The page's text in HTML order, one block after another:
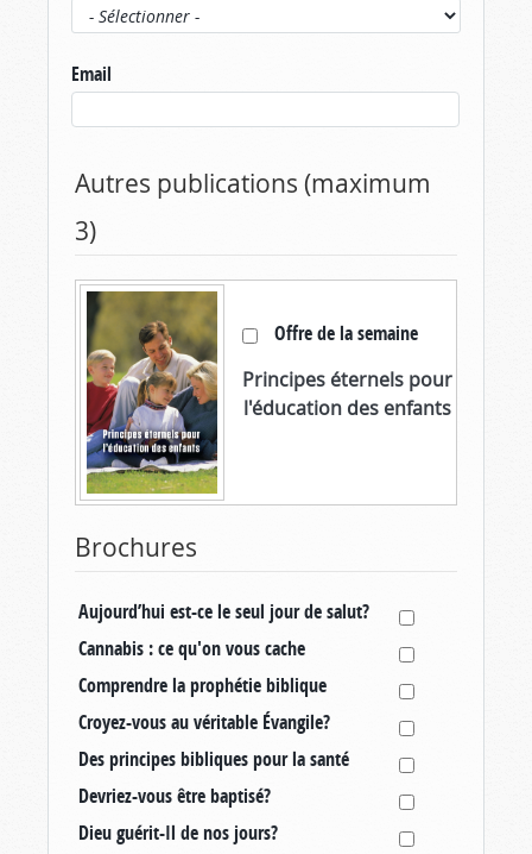
Email
Autres publications (maximum
3)
Offre de la semaine
Principes éternels pour
l'éducation des enfants
Brochures
Aujourd’hui est-ce le seul jour de salut?
Cannabis : ce qu'on vous cache
Comprendre la prophétie biblique
Croyez-vous au véritable Évangile?
Des principes bibliques pour la santé
Devriez-vous être baptisé?
Dieu guérit-Il de nos jours?